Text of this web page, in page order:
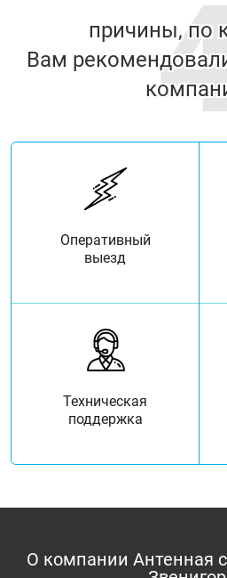
причины, по
Вам
Оперативный
выезд
Техническая
поддержка
О компании Антенная